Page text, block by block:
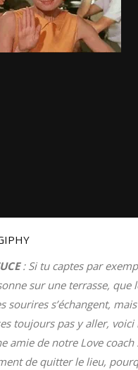
: Si tu captes par
sur une terrasse, que
sourires s’échangent,
toujours pas y aller, voici
amie de notre Love coach
de quitter le lieu,